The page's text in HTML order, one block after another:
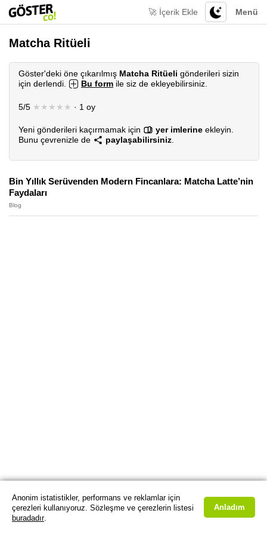
Menü
🚀 İçerik Ekle
Matcha Ritüeli
Göster'deki öne çıkarılmış Matcha Ritüeli gönderileri sizin
için derlendi.
Bu form ile siz de ekleyebilirsiniz.
5/5 ★★★★★ · 1 oy
Yeni gönderileri kaçırmamak için yer imlerine ekleyin.
Bunu çevrenizle de
paylaşabilirsiniz
Bin Yıllık Serüvenden Modern Fincanlara: Matcha Latte’nin
Faydaları
Blog
Anonim istatistikler, performans ve reklamlar için
çerezleri kullanıyoruz. Sözleşme ve çerezlerin listesi
buradadır.
Anladım